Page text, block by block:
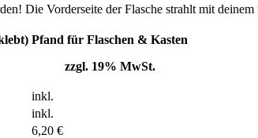
Die Vorderseite der Flasche strahlt mit
Pfand für Flaschen & Kasten
zzgl. 19% MwSt.
inkl.
inkl.
6,20 €